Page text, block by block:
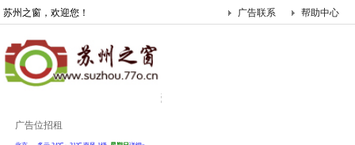
苏州之窗，欢迎您！ 帮助中心
广告联系
广告位招租